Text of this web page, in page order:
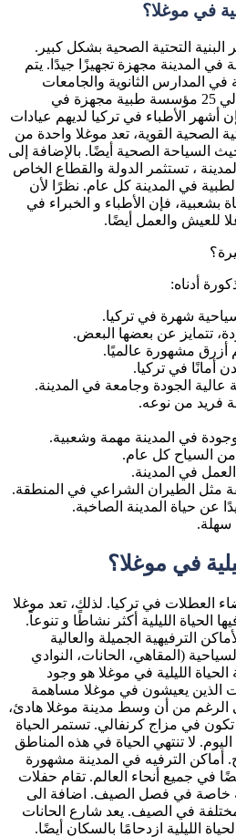
في موغلا؟
البنية التحتية الصحية بشكل كبير.
في المدينة مجهزة تجهيزًا جيدًا. يتم
في المدارس الثانوية والجامعات
المهنية في المدينة. يوجد حوالي 25 مؤسسة طبية مجهزة في
أشهر الأطباء في تركيا لديهم عيادات
الصحية القوية، تعد موغلا واحدة من
السياحة الصحية أيضًا. بالإضافة إلى
، تستثمر الدولة والقطاع الخاص
في المدينة كل عام. نظرًا لأن
بشعبية، فإن الأطباء و الخبراء في
للعيش والعمل أيضًا.
أدناه:
شهرة في تركيا.
تتمايز عن بعضها البعض.
مشهورة عالميًا.
أمانًا في تركيا.
الجودة وجامعة في المدينة.
فريد من نوعه.
في المدينة مهمة وشعبية.
من السياح كل عام.
في المدينة.
مثل الطيران الشراعي في المنطقة.
عن حياة المدينة الصاخبة.
سهلة.
في موغلا؟
العطلات في تركيا. لذلك، تعد موغلا
الحياة الليلية أكثر نشاطًا و تنوعاً.
الترفيهية الجميلة والعالية
(المقاهي، الحانات، النوادي
الحياة الليلية في موغلا هو وجود
الذين يعيشون في موغلا مساهمة
الرغم من أن وسط مدينة موغلا هادئ،
تكون في مزاج كرنفالي. تستمر الحياة
لا تنتهي الحياة في هذه المناطق
أماكن الترفيه في المدينة مشهورة
في جميع أنحاء العالم. تقام حفلات
خاصة في فصل الصيف. اضافة الى
في الصيف. يعد شارع الحانات
الليلية ازدحامًا بالسكان أيضًا.